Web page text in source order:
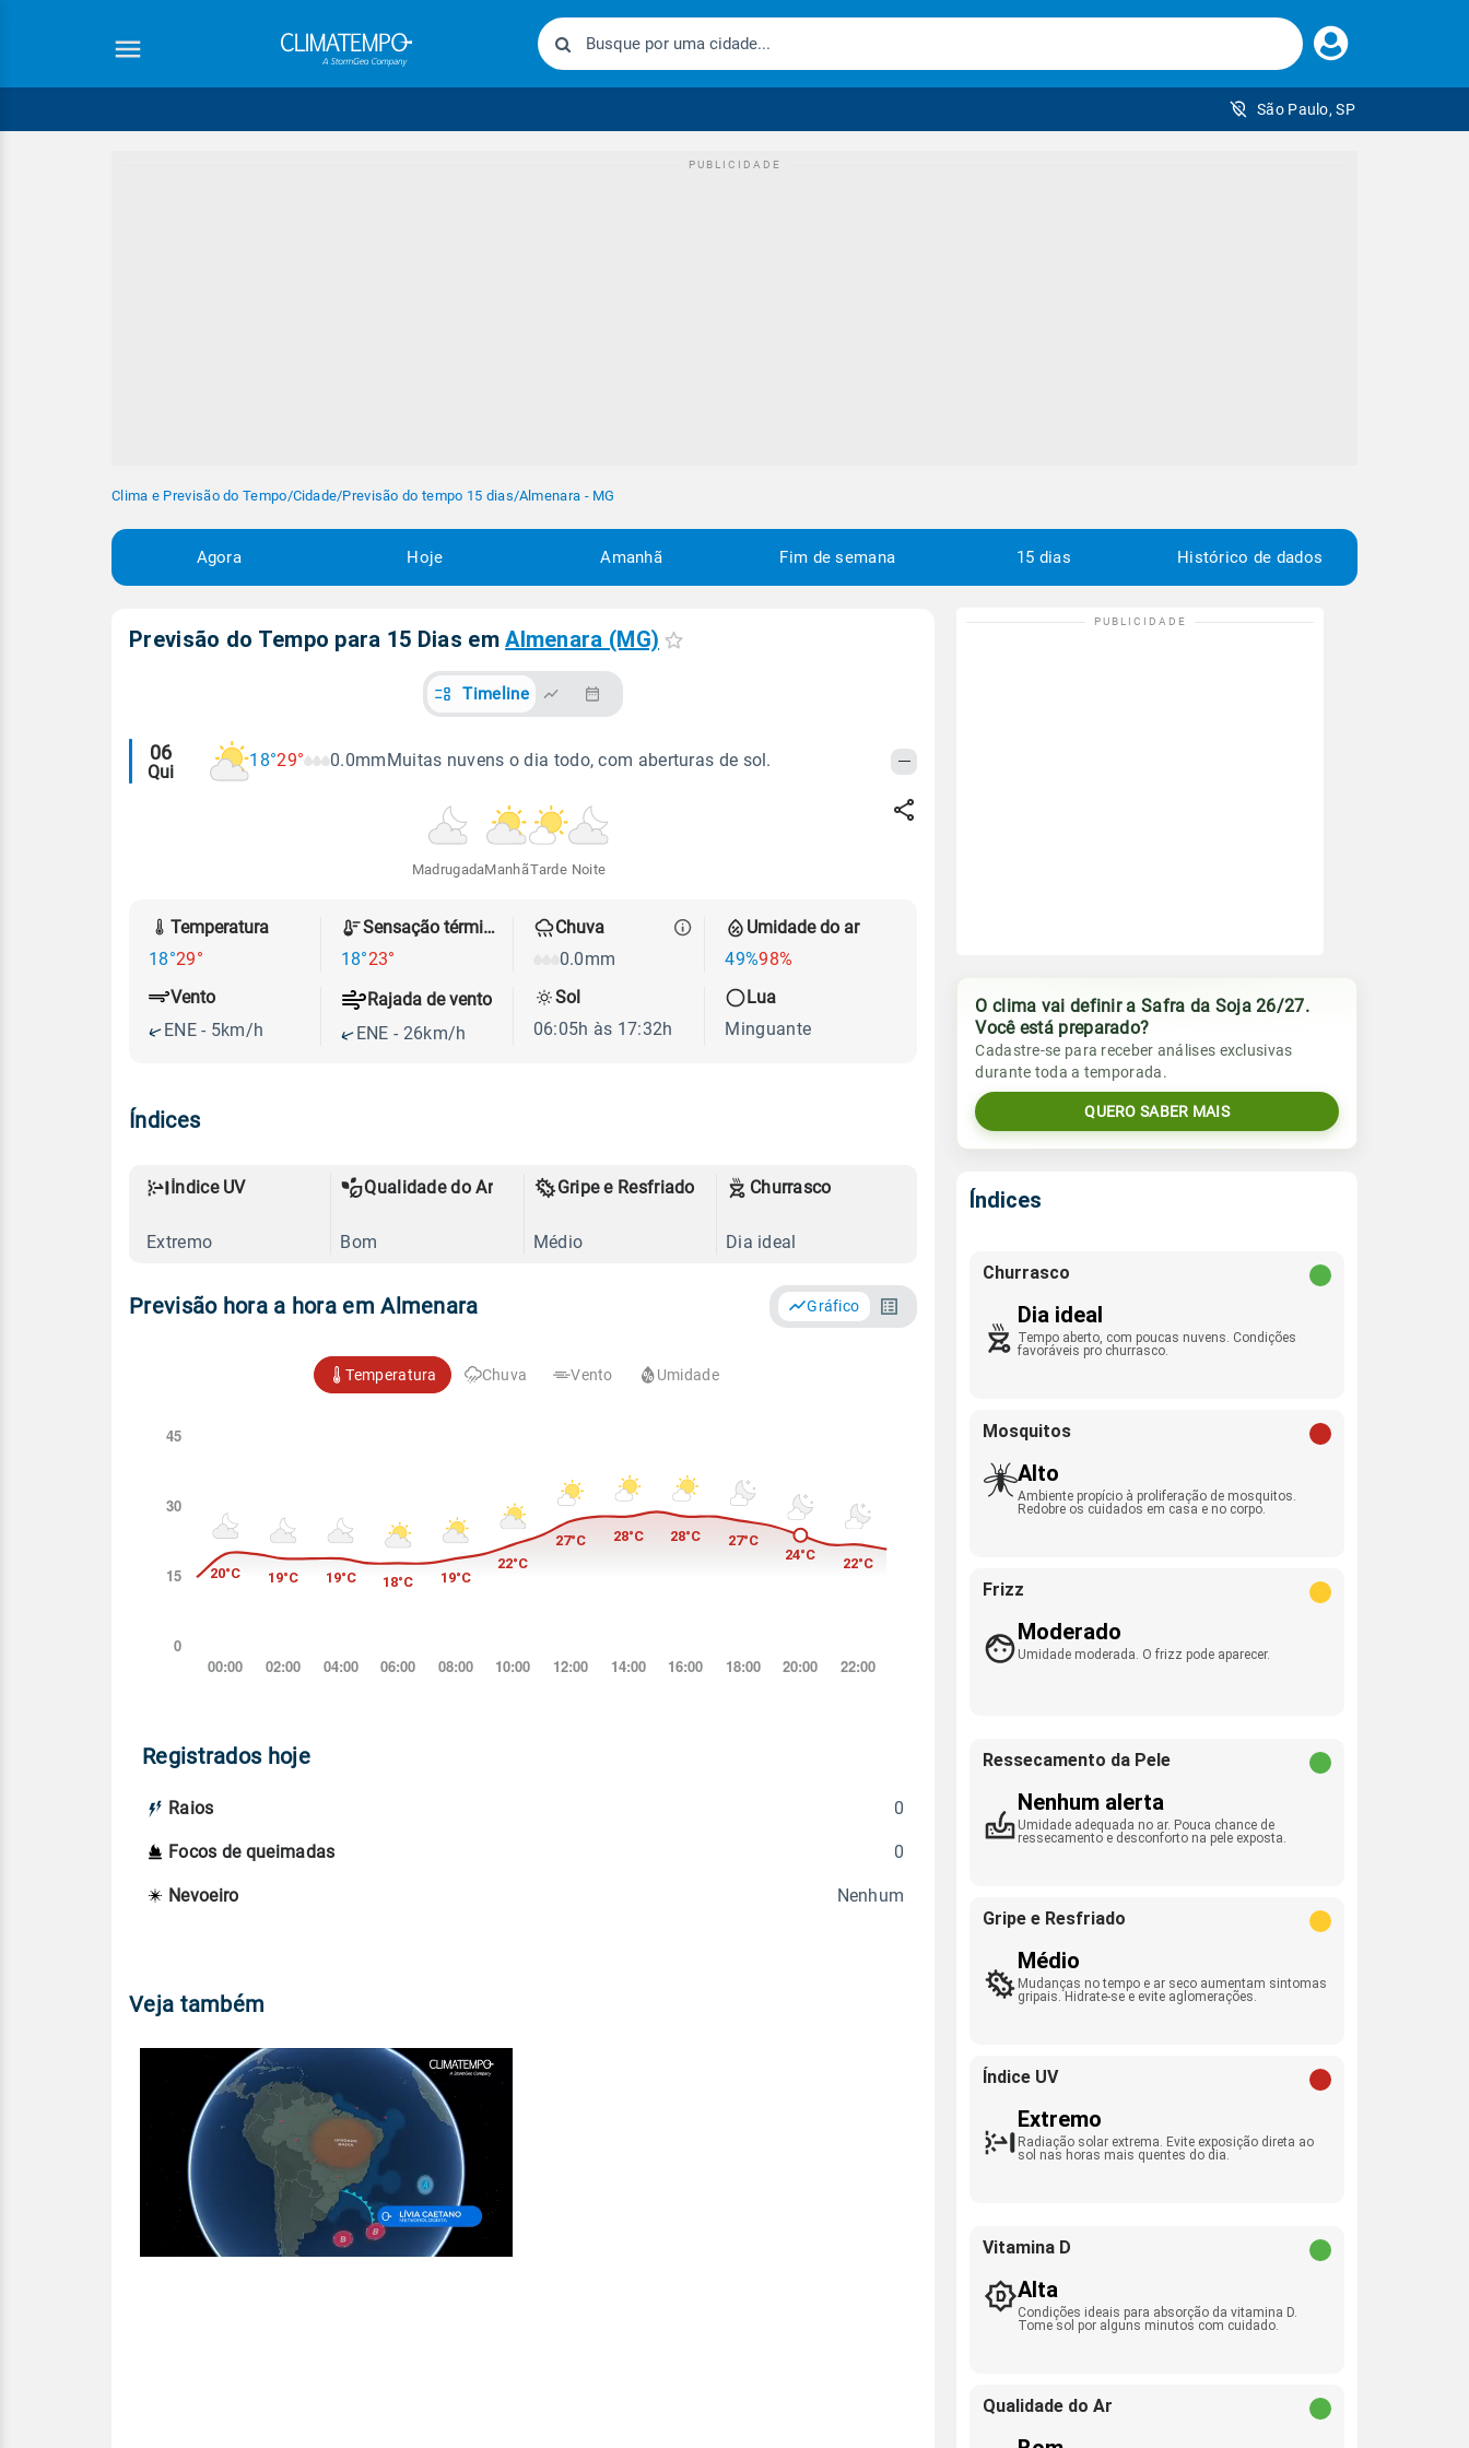
Faça
seu
São Paulo, SP
Clima e Previsão do Tempo/Cidade/Previsão do tempo 15 dias/Almenara - MG
Agora Hoje Amanhã Fim de semana 15 dias Histórico de dados
Previsão do Tempo para 15 Dias emAlmenara (MG)
Timeline
Alertas
meteorológicos
06
Qui
18°29° 0.0mm Muitas nuvens o dia todo, com aberturas de sol.
MadrugadaManhãTarde Noite
Temperatura
18°29°
Sensação térmica
18°23°
Chuva
0.0mm
Umidade do ar
49%98%
Vento
ENE - 5km/h
Rajada de vento
ENE - 26km/h
Sol
06:05h às 17:32h
Lua
Minguante
Índices
Índice UV
Extremo
Qualidade do Ar
Bom
Gripe e Resfriado
Médio
Churrasco
Dia ideal
Previsão hora a hora em Almenara Gráfico
Temperatura Chuva Vento Umidade
Registrados hoje
Raios 0
Focos de queimadas 0
Nevoeiro Nenhum
Veja também
O clima vai definir a Safra da Soja 26/27.
Você está preparado?
Cadastre-se para receber análises exclusivas
durante toda a temporada.
QUERO SABER MAIS
Índices
Churrasco
Dia ideal
Tempo aberto, com poucas nuvens. Condições
favoráveis pro churrasco.
Mosquitos
Alto
Ambiente propício à proliferação de mosquitos.
Redobre os cuidados em casa e no corpo.
Frizz
Moderado
Umidade moderada. O frizz pode aparecer.
Ressecamento da Pele
Nenhum alerta
Umidade adequada no ar. Pouca chance de
ressecamento e desconforto na pele exposta.
Gripe e Resfriado
Médio
Mudanças no tempo e ar seco aumentam sintomas
gripais. Hidrate-se e evite aglomerações.
Índice UV
Extremo
Radiação solar extrema. Evite exposição direta ao
sol nas horas mais quentes do dia.
Vitamina D
Alta
Condições ideais para absorção da vitamina D.
Tome sol por alguns minutos com cuidado.
Qualidade do Ar